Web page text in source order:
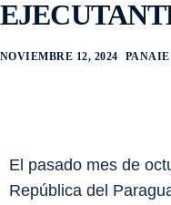
Portal de Socios
NOVIEMBRE 12, 2024 PANAIE
El pasado mes de
República del